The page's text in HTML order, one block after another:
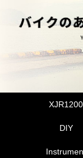
XJR1200
DIY